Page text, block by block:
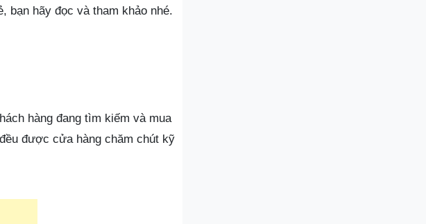
bạn hãy đọc và tham khảo nhé.
hàng đang tìm kiếm và mua
được cửa hàng chăm chút kỹ